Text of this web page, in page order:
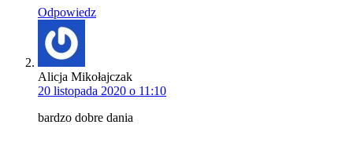
Odpowiedz
Alicja Mikołajczak
20 listopada 2020 o 11:10
bardzo dobre dania